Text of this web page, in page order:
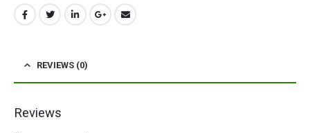
REVIEWS (0)
Reviews